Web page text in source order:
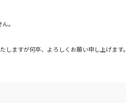
。
ますが何卒、よろしくお願い申し上げます。